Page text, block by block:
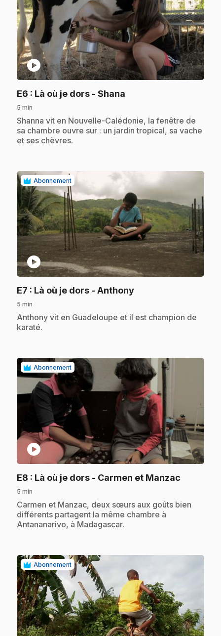
play_circle
E6 : Là où je dors - Shana
5 min
.Shanna vit en Nouvelle-Calédonie, la fenêtre de
sa chambre ouvre sur : un jardin tropical, sa vache
et ses chèvres.
Abonnement
play_circle
E7 : Là où je dors - Anthony.
5 min
.Anthony vit en Guadeloupe et il est champion de
karaté.
Abonnement
play_circle
E8 : Là où je dors - Carmen et Manzac
5 min
.Carmen et Manzac, deux sœurs aux goûts bien
différents partagent la même chambre à
Antananarivo, à Madagascar.
Abonnement